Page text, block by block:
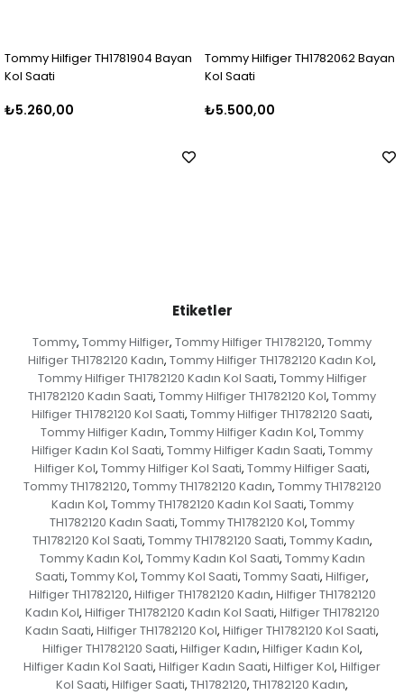
Tommy Hilfiger TH1782062 Bayan
Kol Saati
₺5.500,00
Tommy Hilfiger TH1781908
Kol Saati
₺5.000,00
Etiketler
Tommy, Tommy Hilfiger, Tommy Hilfiger TH1782120, Tommy
Hilfiger TH1782120 Kadın, Tommy Hilfiger TH1782120 Kadın Kol,
Tommy Hilfiger TH1782120 Kadın Kol Saati, Tommy Hilfiger
TH1782120 Kadın Saati, Tommy Hilfiger TH1782120 Kol, Tommy
Hilfiger TH1782120 Kol Saati, Tommy Hilfiger TH1782120 Saati,
Tommy Hilfiger Kadın, Tommy Hilfiger Kadın Kol, Tommy
Hilfiger Kadın Kol Saati, Tommy Hilfiger Kadın Saati, Tommy
Hilfiger Kol, Tommy Hilfiger Kol Saati, Tommy Hilfiger Saati,
Tommy TH1782120, Tommy TH1782120 Kadın, Tommy TH1782120
Kadın Kol, Tommy TH1782120 Kadın Kol Saati, Tommy
TH1782120 Kadın Saati, Tommy TH1782120 Kol, Tommy
TH1782120 Kol Saati, Tommy TH1782120 Saati, Tommy Kadın,
Tommy Kadın Kol, Tommy Kadın Kol Saati, Tommy Kadın
Saati, Tommy Kol, Tommy Kol Saati, Tommy Saati, Hilfiger,
Hilfiger TH1782120, Hilfiger TH1782120 Kadın, Hilfiger TH1782120
Kadın Kol, Hilfiger TH1782120 Kadın Kol Saati, Hilfiger TH1782120
Kadın Saati, Hilfiger TH1782120 Kol, Hilfiger TH1782120 Kol Saati,
Hilfiger TH1782120 Saati, Hilfiger Kadın, Hilfiger Kadın Kol,
Hilfiger Kadın Kol Saati, Hilfiger Kadın Saati, Hilfiger Kol, Hilfiger
Kol Saati, Hilfiger Saati, TH1782120, TH1782120 Kadın,